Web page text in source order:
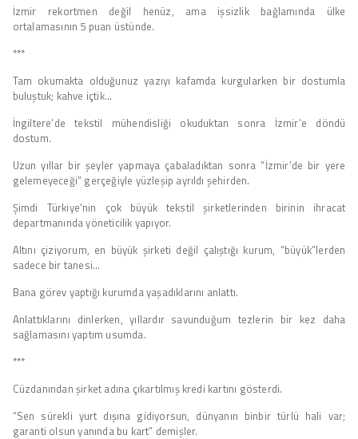
İzmir rekortmen değil henüz, ama işsizlik bağlamında ülke
ortalamasının 5 puan üstünde.
***
Tam okumakta olduğunuz yazıyı kafamda kurgularken bir dostumla
buluştuk; kahve içtik…
İngiltere’de tekstil mühendisliği okuduktan sonra İzmir’e döndü
dostum.
Uzun yıllar bir şeyler yapmaya çabaladıktan sonra “İzmir’de bir yere
gelemeyeceği” gerçeğiyle yüzleşip ayrıldı şehirden.
Şimdi Türkiye’nin çok büyük tekstil şirketlerinden birinin ihracat
departmanında yöneticilik yapıyor.
Altını çiziyorum, en büyük şirketi değil çalıştığı kurum, “büyük”lerden
sadece bir tanesi…
Bana görev yaptığı kurumda yaşadıklarını anlattı.
Anlattıklarını dinlerken, yıllardır savunduğum tezlerin bir kez daha
sağlamasını yaptım usumda.
***
Cüzdanından şirket adına çıkartılmış kredi kartını gösterdi.
“Sen sürekli yurt dışına gidiyorsun, dünyanın binbir türlü hali var;
garanti olsun yanında bu kart” demişler.